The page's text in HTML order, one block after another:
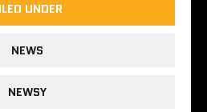
UNDER
NEWS
NEWSY